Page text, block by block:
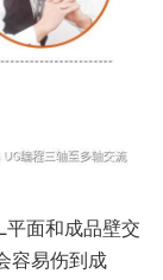
面和成品壁交
容易伤到成